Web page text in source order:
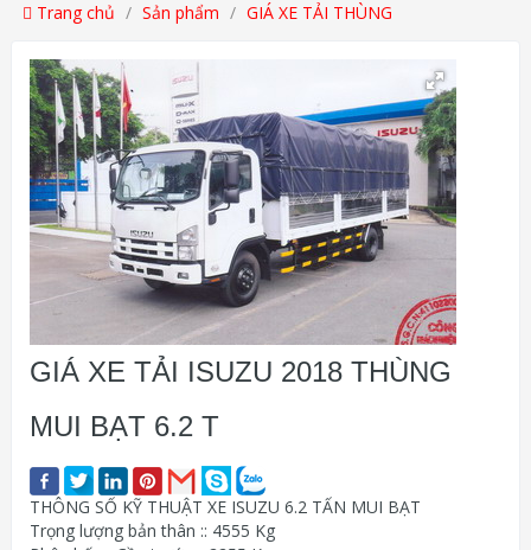
Trang chủ Sản phẩm GIÁ XE TẢI THÙNG
GIÁ XE TẢI ISUZU 2018 THÙNG
MUI BẠT 6.2 T
THÔNG SỐ KỸ THUẬT XE ISUZU 6.2 TẤN MUI BẠT
Trọng lượng bản thân :: 4555 Kg